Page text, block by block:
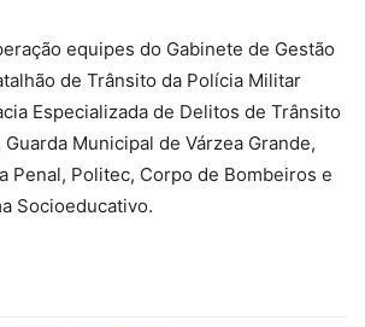
equipes do Gabinete de Gestão
de Trânsito da Polícia Militar
Especializada de Delitos de Trânsito
Municipal de Várzea Grande,
Penal, Politec, Corpo de Bombeiros e
Socioeducativo.